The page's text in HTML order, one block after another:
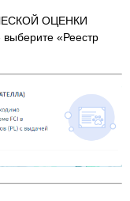
ОЦЕНКИ
«Реестр